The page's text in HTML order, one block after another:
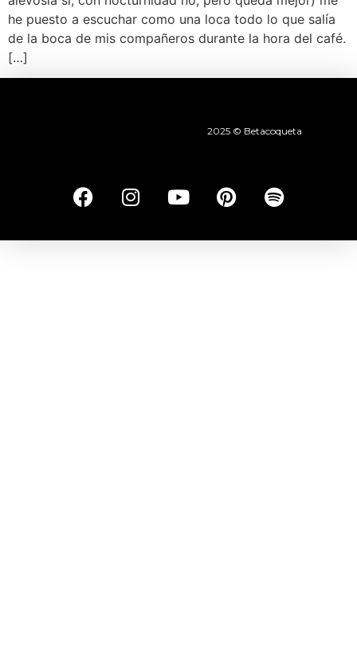
he puesto a escuchar como una loca todo lo que salía
de la boca de mis compañeros durante la hora del café.
[…]
2025 © Betacoqueta